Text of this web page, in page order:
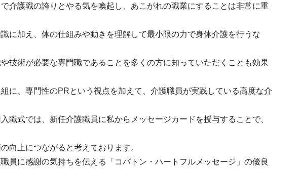
介護職の誇りとやる気を喚起し、あこがれの職業にすることは非常に重
に加え、体の仕組みや動きを理解して最小限の力で身体介護を行うな
技術が必要な専門職であることを多くの方に知っていただくことも効果
に、専門性のPRという視点を加えて、介護職員が実践している高度な介
職式では、新任介護職員に私からメッセージカードを授与することで、
向上につながると考えております。
員に感謝の気持ちを伝える「コバトン・ハートフルメッセージ」の優良